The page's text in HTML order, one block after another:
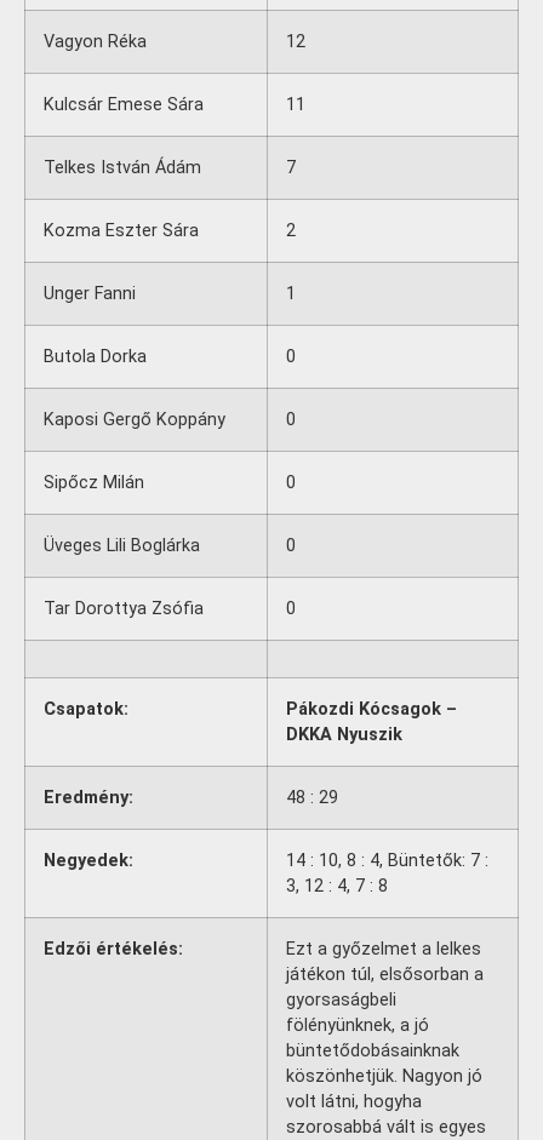
Vagyon Réka 12
Kulcsár Emese Sára 11
Telkes István Ádám 7
Kozma Eszter Sára 2
Unger Fanni 1
Butola Dorka 0
Kaposi Gergő Koppány 0
Sipőcz Milán 0
Üveges Lili Boglárka 0
Tar Dorottya Zsófia 0
Csapatok:
Pákozdi Kócsagok –
DKKA Nyuszik
Eredmény: 48 : 29
Negyedek:
14 : 10, 8 : 4, Büntetők: 7 :
3, 12 : 4, 7 : 8
Edzői értékelés:
Ezt a győzelmet a lelkes
játékon túl, elsősorban a
gyorsaságbeli
fölényünknek, a jó
büntetődobásainknak
köszönhetjük. Nagyon jó
volt látni, hogyha
szorosabbá vált is egyes